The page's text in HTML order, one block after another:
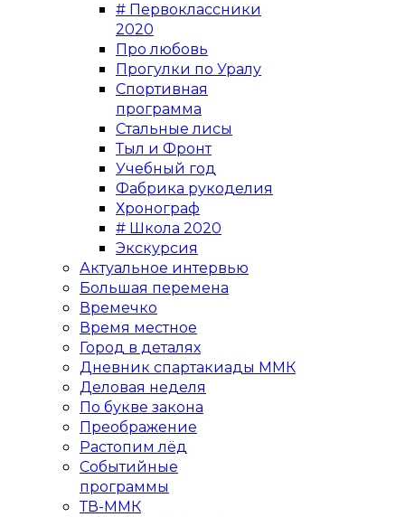
# Первоклассники
2020
Про любовь
Прогулки по Уралу
Спортивная
программа
Стальные лисы
Тыл и Фронт
Учебный год
Фабрика рукоделия
Хронограф
# Школа 2020
Экскурсия
Актуальное интервью
Большая перемена
Времечко
Время местное
Город в деталях
Дневник спартакиады ММК
Деловая неделя
По букве закона
Преображение
Растопим лёд
Событийные
программы
ТВ-ММК